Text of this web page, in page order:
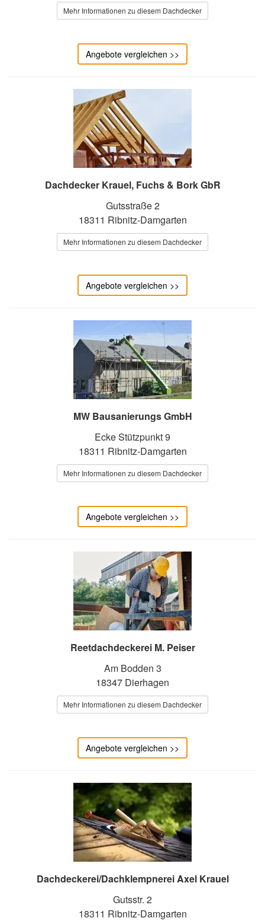
Mehr Informationen zu diesem Dachdecker
Angebote vergleichen >>
Dachdecker Krauel, Fuchs & Bork GbR
Gutsstraße 2
18311 Ribnitz-Damgarten
Mehr Informationen zu diesem Dachdecker
Angebote vergleichen >>
MW Bausanierungs GmbH
Ecke Stützpunkt 9
18311 Ribnitz-Damgarten
Mehr Informationen zu diesem Dachdecker
Angebote vergleichen >>
Reetdachdeckerei M. Peiser
Am Bodden 3
18347 Dierhagen
Mehr Informationen zu diesem Dachdecker
Angebote vergleichen >>
Dachdeckerei/Dachklempnerei Axel Krauel
Gutsstr. 2
18311 Ribnitz-Damgarten